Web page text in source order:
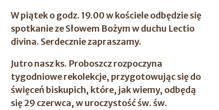
W piątek o godz. 19.00 w kościele odbędzie się
spotkanie ze Słowem Bożym w duchu Lectio
divina. Serdecznie zapraszamy.
Jutro nasz ks. Proboszcz rozpoczyna
tygodniowe rekolekcje, przygotowując się do
święceń biskupich, które, jak wiemy, odbędą
się 29 czerwca, w uroczystość św. św.